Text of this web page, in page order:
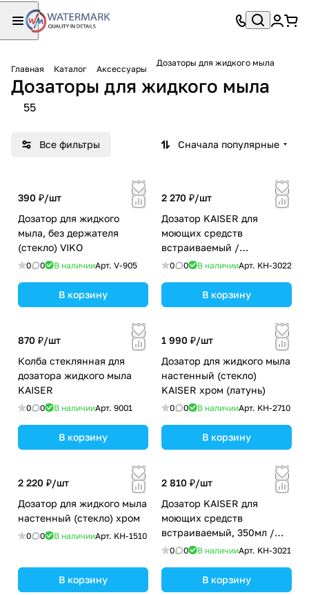
Главная Каталог Аксессуары
Дозаторы для жидкого мыла
Дозаторы для жидкого мыла
55
Все фильтры Сначала популярные
390 ₽/шт
Дозатор для жидкого
мыла, без держателя
(стекло) VIKO
0 0 В наличииАрт. V-905
В корзину
2 270 ₽/шт
Дозатор KAISER для
моющих средств
встраиваемый /
Латунь,пластик /Чёрный
0 0 В наличииАрт. KH-3022
В корзину
870 ₽/шт
Колба стеклянная для
дозатора жидкого мыла
KAISER
0 0 В наличииАрт. 9001
В корзину
1 990 ₽/шт
Дозатор для жидкого мыла
настенный (стекло)
KAISER хром (латунь)
0 0 В наличииАрт. KH-2710
В корзину
2 220 ₽/шт
Дозатор для жидкого мыла
настенный (стекло) хром
0 0 В наличииАрт. KH-1510
В корзину
2 810 ₽/шт
Дозатор KAISER для
моющих средств
встраиваемый, 350мл /
Латунь,пластик /Бронза
0 0 В наличииАрт. KH-3021
В корзину